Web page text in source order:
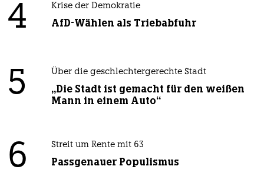
4 Krise der Demokratie
AfD-Wählen als Triebabfuhr
5 Über die geschlechtergerechte Stadt
„Die Stadt ist gemacht für den weißen
Mann in einem Auto“
6 Streit um Rente mit 63
Passgenauer Populismus